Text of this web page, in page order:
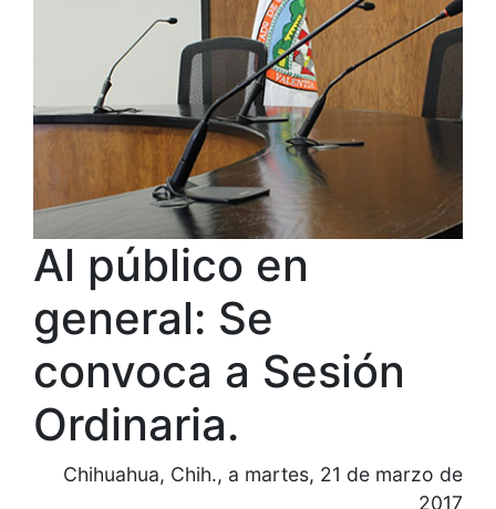
Al público en
general: Se
convoca a Sesión
Ordinaria.
Chihuahua, Chih., a martes, 21 de marzo de
2017